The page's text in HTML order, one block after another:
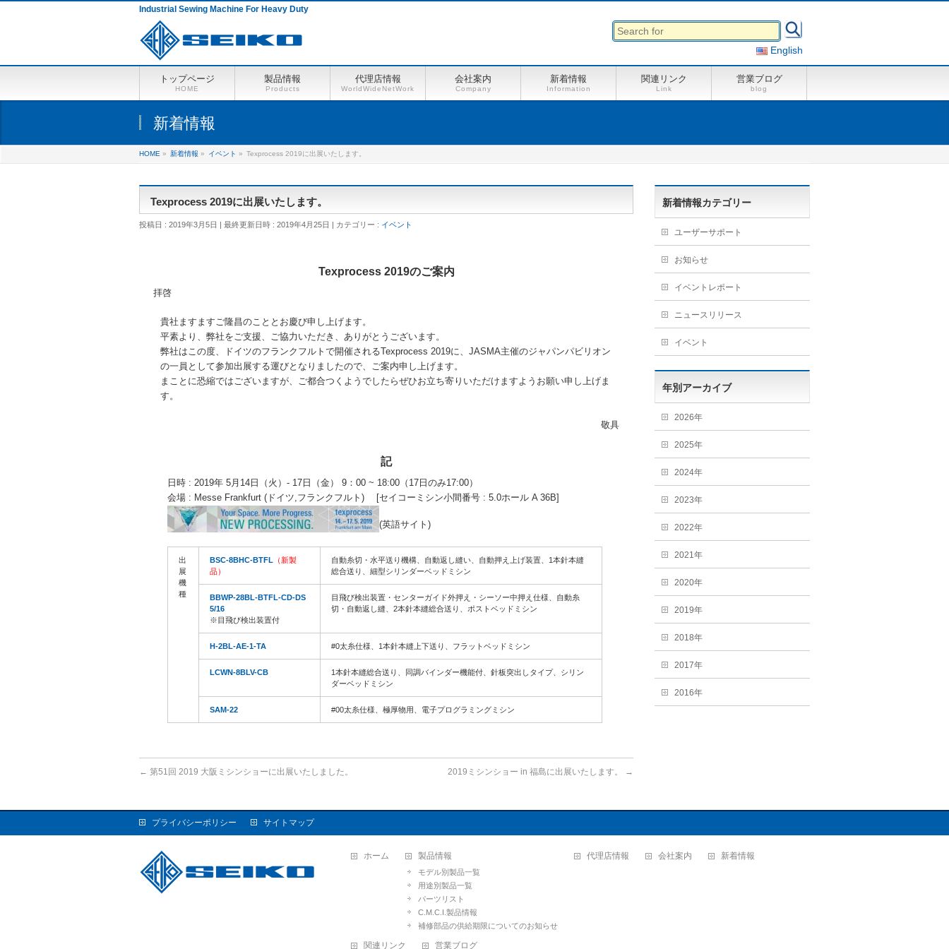
Industrial Sewing Machine For Heavy Duty
English
トップページ
HOME
製品情報
Products
代理店情報
WorldWideNetWork
会社案内
Company
新着情報
Information
関連リンク
Link
営業ブログ
blog
新着情報
HOME » 新着情報 » イベント » Texprocess 2019に出展いたします。
Texprocess 2019に出展いたします。
投稿日 : 2019年3月5日 最終更新日時 : 2019年4月25日 カテゴリー : イベント
Texprocess 2019のご案内
拝啓
貴社ますますご隆昌のこととお慶び申し上げます。
平素より、弊社をご支援、ご協力いただき、ありがとうございます。
弊社はこの度、ドイツのフランクフルトで開催されるTexprocess 2019に、JASMA主催のジャパンパビリオン
の一員として参加出展する運びとなりましたので、ご案内申し上げます。
まことに恐縮ではございますが、ご都合つくようでしたらぜひお立ち寄りいただけますようお願い申し上げま
す。
敬具
記
日時 : 2019年 5月14日（火）- 17日（金） 9：00 ~ 18:00（17日のみ17:00）
会場 : Messe Frankfurt (ドイツ,フランクフルト) [セイコーミシン小間番号 : 5.0ホール A 36B]
(英語サイト)
出
展
機
種
BSC-8BHC-BTFL （新製
品）
自動糸切・水平送り機構、自動返し縫い、自動押え上げ装置、1本針本縫
総合送り、細型シリンダーベッドミシン
BBWP-28BL-BTFL-CD-DS
5/16
※目飛び検出装置付
目飛び検出装置・センターガイド外押え・シーソー中押え仕様、自動糸
切・自動返し縫、2本針本縫総合送り、ポストベッドミシン
H-2BL-AE-1-TA #0太糸仕様、1本針本縫上下送り、フラットベッドミシン
LCWN-8BLV-CB
1本針本縫総合送り、同調バインダー機能付、針板突出しタイプ、シリン
ダーベッドミシン
SAM-22 #00太糸仕様、極厚物用、電子プログラミングミシン
← 第51回 2019 大阪ミシンショーに出展いたしました。 2019ミシンショー in 福島に出展いたします。 →
新着情報カテゴリー
ユーザーサポート
お知らせ
イベントレポート
ニュースリリース
イベント
年別アーカイブ
2026年
2025年
2024年
2023年
2022年
2021年
2020年
2019年
2018年
2017年
2016年
プライバシーポリシー サイトマップ
ホーム 製品情報
モデル別製品一覧
用途別製品一覧
パーツリスト
C.M.C.I.製品情報
補修部品の供給期限についてのお知らせ
代理店情報 会社案内 新着情報
関連リンク 営業ブログ